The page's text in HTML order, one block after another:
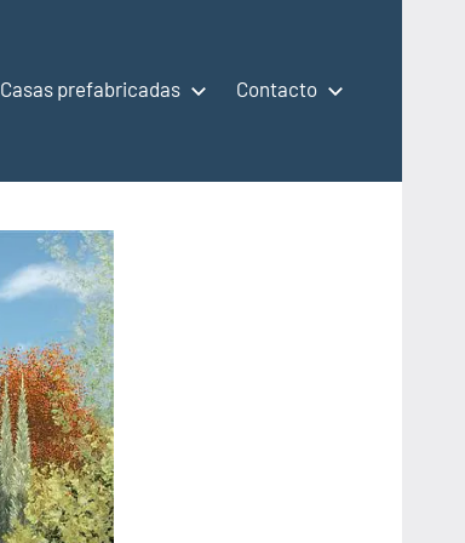
Casas prefabricadas Contacto